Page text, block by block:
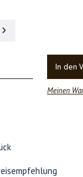
In den
Meinen